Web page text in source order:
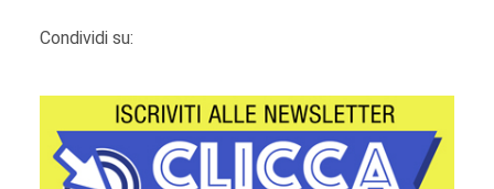
Condividi su: